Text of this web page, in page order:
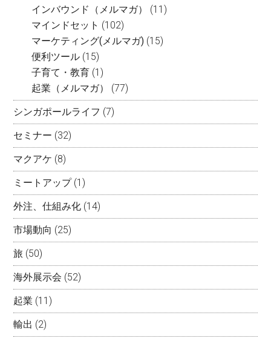
インバウンド（メルマガ）
(11)
マインドセット (102)
マーケティング(メルマガ) (15)
便利ツール (15)
子育て・教育 (1)
起業（メルマガ）
(77)
シンガポールライフ (7)
セミナー (32)
マクアケ (8)
ミートアップ(1)
外注、仕組み化 (14)
市場動向 (25)
旅 (50)
海外展示会 (52)
起業 (11)
輸出 (2)